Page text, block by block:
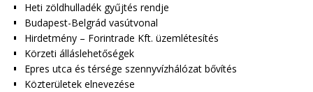
Heti zöldhulladék gyűjtés rendje
Budapest-Belgrád vasútvonal
Hirdetmény – Forintrade Kft. üzemlétesítés
Körzeti álláslehetőségek
Epres utca és térsége szennyvízhálózat bővítés
Közterületek elnevezése